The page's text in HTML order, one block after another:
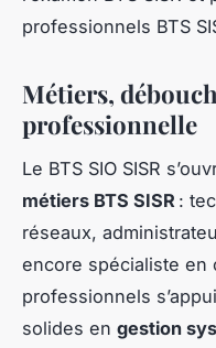
professionnels BTS
Métiers,
professionnelle
Le BTS SIO SISR
métiers BTS SISR :
réseaux,
encore spécialiste en
professionnels
solides en gestion